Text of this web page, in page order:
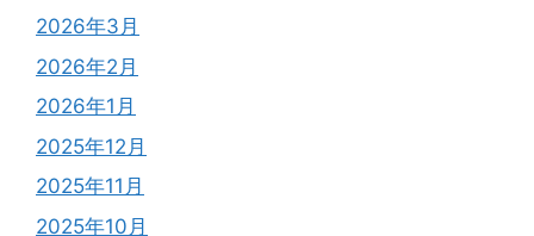
2026年3月
2026年2月
2026年1月
2025年12月
2025年11月
2025年10月